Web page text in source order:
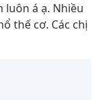
luôn á ạ. Nhiều
thế cơ. Các chị